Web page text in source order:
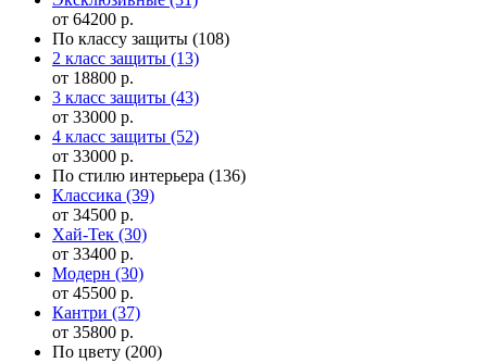
от 64200 р.
По классу защиты (108)
2 класс защиты (13)
от 18800 р.
3 класс защиты (43)
от 33000 р.
4 класс защиты (52)
от 33000 р.
По стилю интерьера (136)
Классика (39)
от 34500 р.
Хай-Тек (30)
от 33400 р.
Модерн (30)
от 45500 р.
Кантри (37)
от 35800 р.
По цвету (200)